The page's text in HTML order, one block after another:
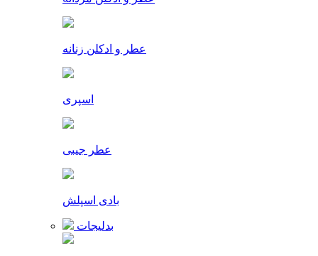
عطر و ادکلن زنانه
اسپری
عطر جیبی
بادی اسپلش
بدلیجات